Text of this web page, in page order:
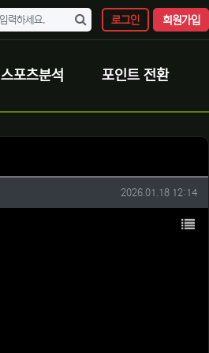
로그인 회원가입
스포츠분석 포인트 전환
작성일
2026.01.18 12:14
목